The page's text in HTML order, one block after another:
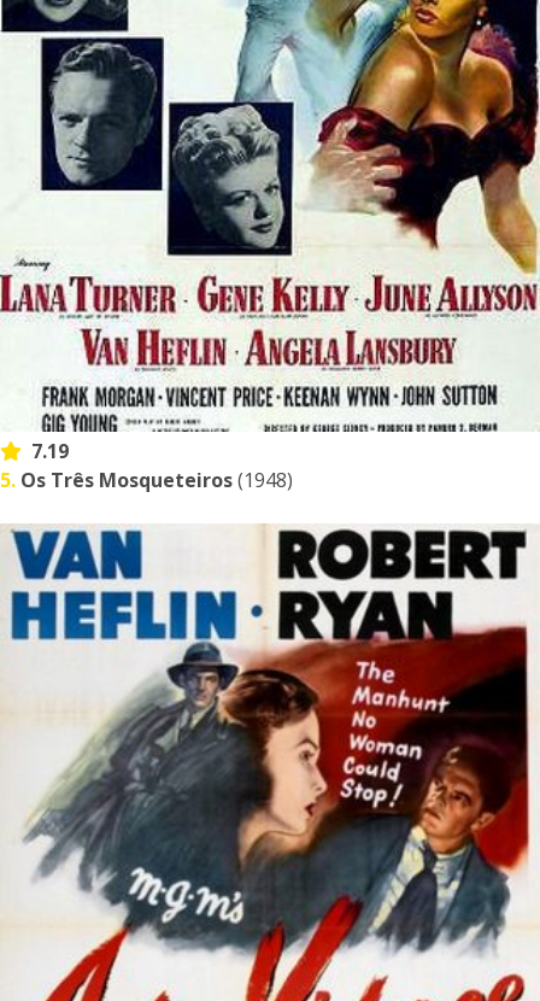
7.19
5. Os Três Mosqueteiros(1948)